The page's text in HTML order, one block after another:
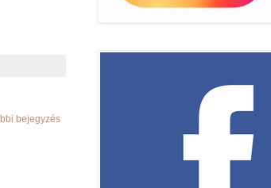
bejegyzés